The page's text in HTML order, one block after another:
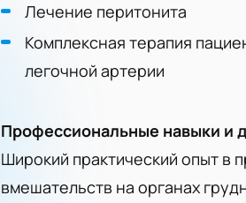
Лечение перитонита
Комплексная терапия
легочной артерии
Профессиональные навыки и
Широкий практический опыт в
вмешательств на органах